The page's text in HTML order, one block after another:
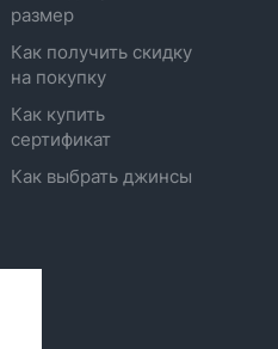
размер
Как получить скидку
на покупку
Как купить
сертификат
Как выбрать джинсы